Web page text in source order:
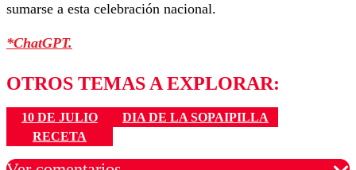
sumarse a esta celebración nacional.
*ChatGPT.
OTROS TEMAS A EXPLORAR:
10 DE JULIO
DIA DE LA SOPAIPILLA
RECETA